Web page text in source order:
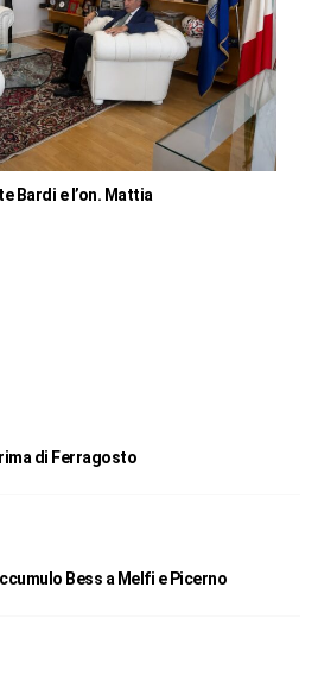
Bardi e l’on. Mattia
di Ferragosto
Bess a Melfi e Picerno